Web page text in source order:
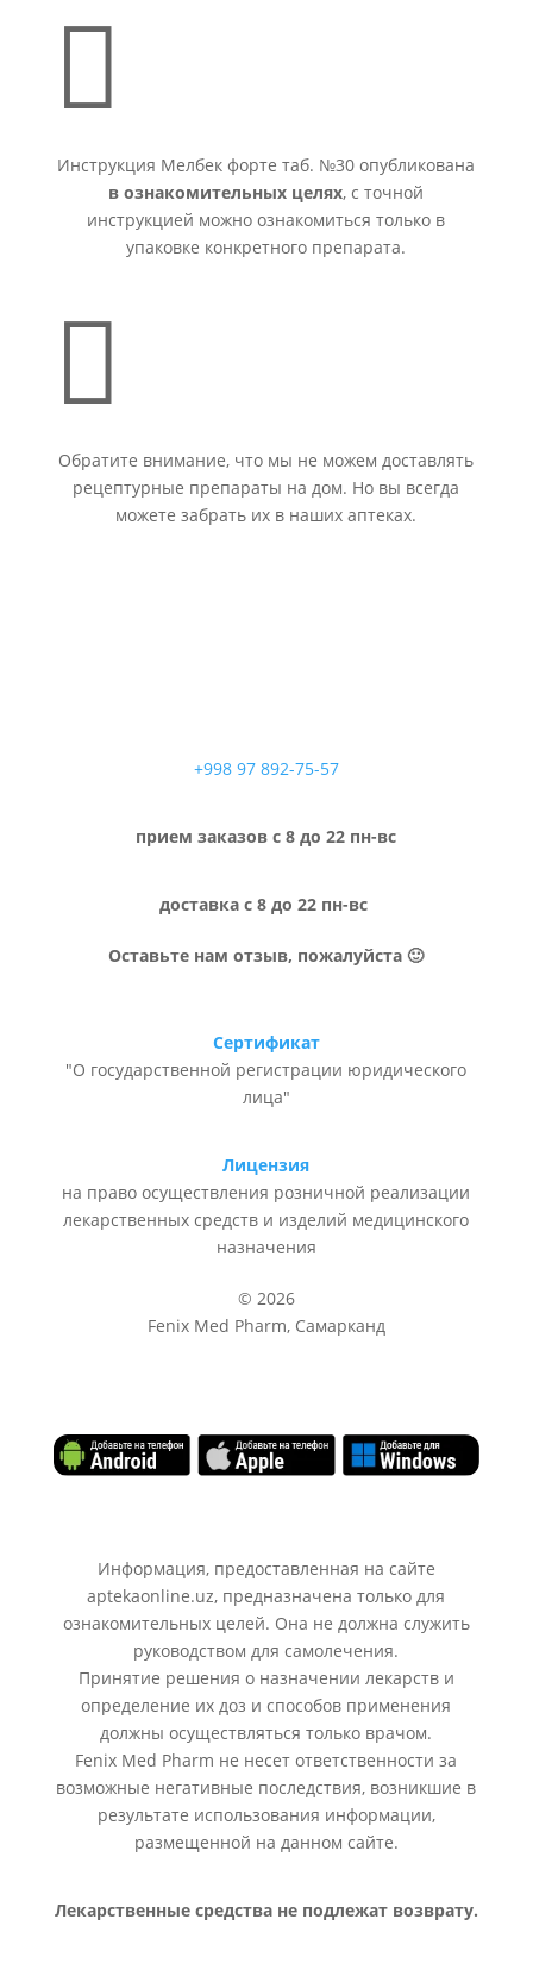

Инструкция Мелбек форте таб. №30 опубликована
в ознакомительных целях, с точной
инструкцией можно ознакомиться только в
упаковке конкретного препарата.

Обратите внимание, что мы не можем доставлять
рецептурные препараты на дом. Но вы всегда
можете забрать их в наших аптеках.
+998 97 892-75-57
прием заказов с 8 до 22 пн-вс
доставка с 8 до 22 пн-вс
Оставьте нам отзыв, пожалуйста 🙂
Сертификат
"О государственной регистрации юридического
лица"
Лицензия
на право осуществления розничной реализации
лекарственных средств и изделий медицинского
назначения
© 2026
Fenix Med Pharm, Самарканд
Информация, предоставленная на сайте
aptekaonline.uz, предназначена только для
ознакомительных целей. Она не должна служить
руководством для самолечения.
Принятие решения о назначении лекарств и
определение их доз и способов применения
должны осуществляться только врачом.
Fenix Med Pharm не несет ответственности за
возможные негативные последствия, возникшие в
результате использования информации,
размещенной на данном сайте.
Лекарственные средства не подлежат возврату.